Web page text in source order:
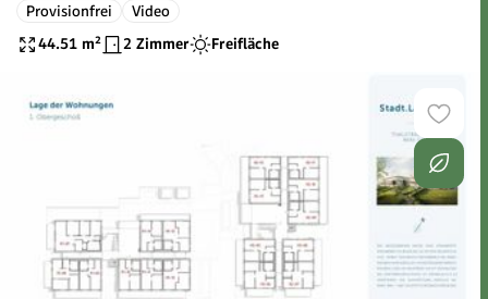
Provisionfrei
Video
44.51 m² 2 Zimmer Freifläche